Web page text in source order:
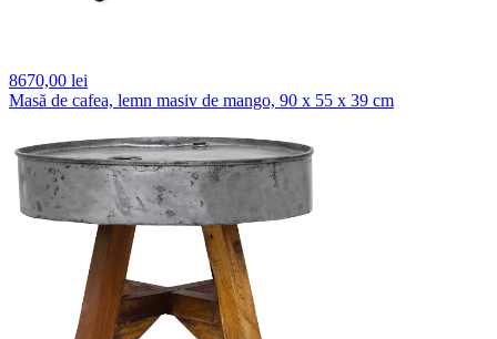
8670,00 lei
Masă de cafea, lemn masiv de mango, 90 x 55 x 39 cm